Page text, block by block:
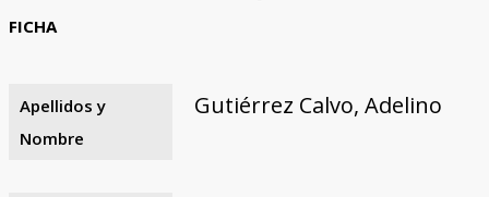
Búsqueda Dinámica
Búsqueda Avanzada
Razones y objetivos
El equipo
Colaboradores
Fuentes documentales
FICHA
Apellidos y
Nombre
Gutiérrez Calvo, Adelino